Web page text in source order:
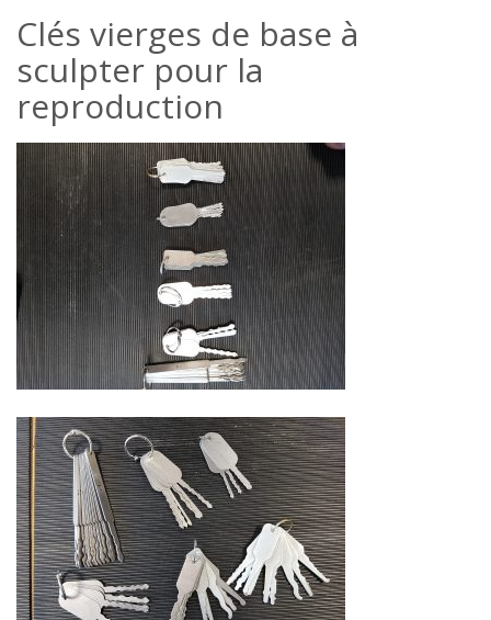
Clés vierges de base à
sculpter pour la
reproduction